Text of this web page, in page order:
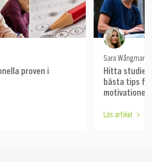
proven i
Sara Wångmar
Hitta
bästa tips
motivationen
Läs artikel